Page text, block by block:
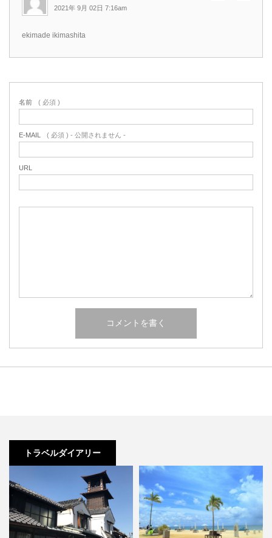
2021年 9月 02日 7:16am
ekimade ikimashita
名前 ( 必須 )
E-MAIL ( 必須 ) - 公開されません -
URL
トラベルダイアリー